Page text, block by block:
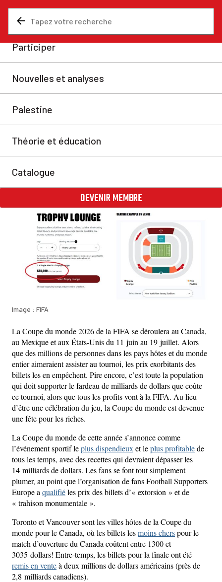
Coupe du monde : Le
capitalisme gâche le sport
Au lieu d’être une célébration du jeu, la Coupe du
monde est devenue une fête pour les riches.
Oliver Lue
jeu. 11 juin 2026
Image : FIFA
La Coupe du monde 2026 de la FIFA se déroulera au Canada,
au Mexique et aux États-Unis du 11 juin au 19 juillet. Alors
que des millions de personnes dans les pays hôtes et du monde
entier aimeraient assister au tournoi, les prix exorbitants des
billets les en empêchent. Pire encore, c’est toute la population
qui doit supporter le fardeau de milliards de dollars que coûte
ce tournoi, alors que tous les profits vont à la FIFA. Au lieu
d’être une célébration du jeu, la Coupe du monde est devenue
une fête pour les riches.
La Coupe du monde de cette année s’annonce comme
l’événement sportif leplus dispendieux et leplus profitablede
tous les temps, avec des recettes qui devraient dépasser les
14 milliards de dollars. Les fans se font tout simplement
plumer, au point que l’organisation de fans Football Supporters
Europe a qualifiéles prix des billets d’« extorsion » et de
« trahison monumentale ».
Toronto et Vancouver sont les villes hôtes de la Coupe du
monde pour le Canada, où les billets lesmoins cherspour le
match d’ouverture du Canada coûtent entre 1300 et
3035 dollars! Entre-temps, les billets pour la finale ont été
remis en venteà deux millions de dollars américains (près de
2,8 milliards canadiens).